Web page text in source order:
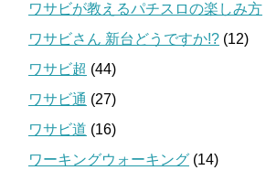
ワサビが教えるパチスロの楽しみ方
ワサビさん 新台どうですか!? (12)
ワサビ超 (44)
ワサビ通 (27)
ワサビ道 (16)
ワーキングウォーキング (14)